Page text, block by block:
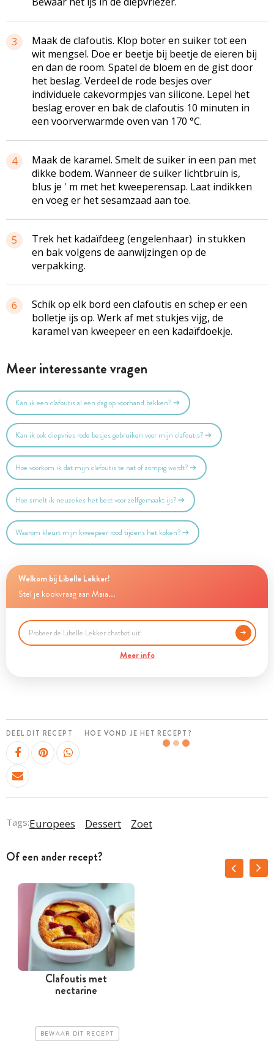
3
Maak de clafoutis. Klop boter en suiker tot een
wit mengsel. Doe er beetje bij beetje de eieren bij
en dan de room. Spatel de bloem en de gist door
het beslag. Verdeel de rode besjes over
individuele cakevormpjes van silicone. Lepel het
beslag erover en bak de clafoutis 10 minuten in
een voorverwarmde oven van 170 °C.
4
Maak de karamel. Smelt de suiker in een pan met
dikke bodem. Wanneer de suiker lichtbruin is,
blus je ' m met het kweeperensap. Laat indikken
en voeg er het sesamzaad aan toe.
5
Trek het kadaïfdeeg (engelenhaar) in stukken
en bak volgens de aanwijzingen op de
verpakking.
6
Schik op elk bord een clafoutis en schep er een
bolletje ijs op. Werk af met stukjes vijg, de
karamel van kweepeer en een kadaïfdoekje.
Meer interessante vragen
Kan ik een clafoutis al een dag op voorhand bakken?
Kan ik ook diepvries rode besjes gebruiken voor mijn clafoutis?
Hoe voorkom ik dat mijn clafoutis te nat of zompig wordt?
Hoe smelt ik neuzekes het best voor zelfgemaakt ijs?
Waarom kleurt mijn kweepeer rood tijdens het koken?
Welkom bij Libelle Lekker!
Stel je kookvraag aan Maia...
Meer info
DEEL DIT RECEPT HOE VOND JE HET RECEPT?
Tags:Europees Dessert Zoet
Of een ander recept?
Clafoutis met
nectarine
BEWAAR DIT RECEPT